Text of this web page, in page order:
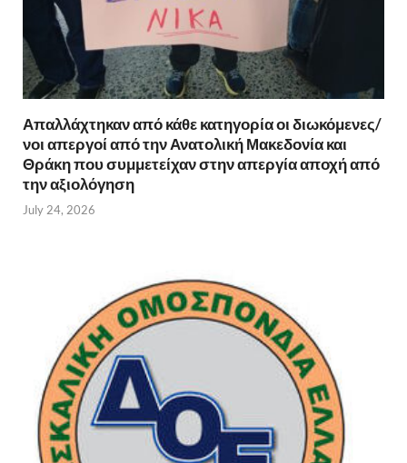
Απαλλάχτηκαν από κάθε κατηγορία οι διωκόμενες/
νοι απεργοί από την Ανατολική Μακεδονία και
Θράκη που συμμετείχαν στην απεργία αποχή από
την αξιολόγηση
July 24, 2026